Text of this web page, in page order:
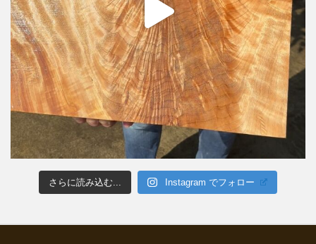
さらに読み込む... Instagram でフォロー